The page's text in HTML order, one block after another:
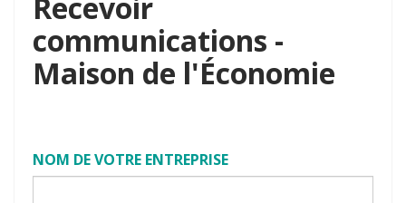
communications -
Maison de l'Économie
NOM DE VOTRE ENTREPRISE